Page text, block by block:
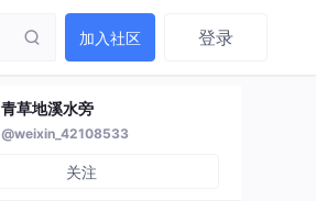
加入社区 登录
青草地溪水旁
@weixin_42108533
关注